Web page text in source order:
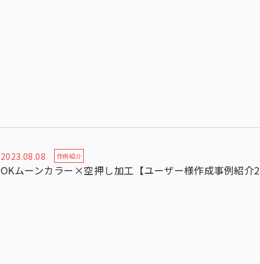
2023.08.08 作例紹介
OKムーンカラー×空押し加工【ユーザー様作成事例紹介